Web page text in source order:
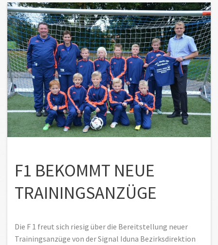
F1 BEKOMMT NEUE
TRAININGSANZÜGE
Die F 1 freut sich riesig über die Bereitstellung neuer
Trainingsanzüge von der Signal Iduna Bezirksdirektion